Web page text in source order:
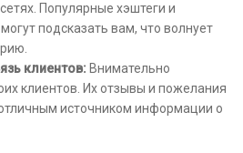
Популярные хэштеги и
подсказать вам, что волнует
клиентов: Внимательно
клиентов. Их отзывы и пожелания
источником информации о